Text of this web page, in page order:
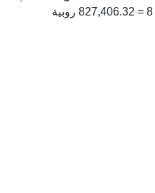
أندونيسيا, 1 غرام من الذهب عيار 8 = 827,406.32 روبية